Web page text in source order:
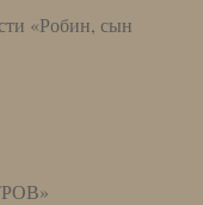
«Робин, сын